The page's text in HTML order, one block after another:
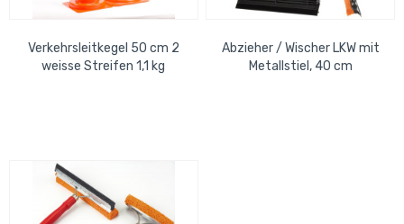
Verkehrsleitkegel 50 cm 2
weisse Streifen 1,1 kg
Abzieher / Wischer LKW mit
Metallstiel, 40 cm